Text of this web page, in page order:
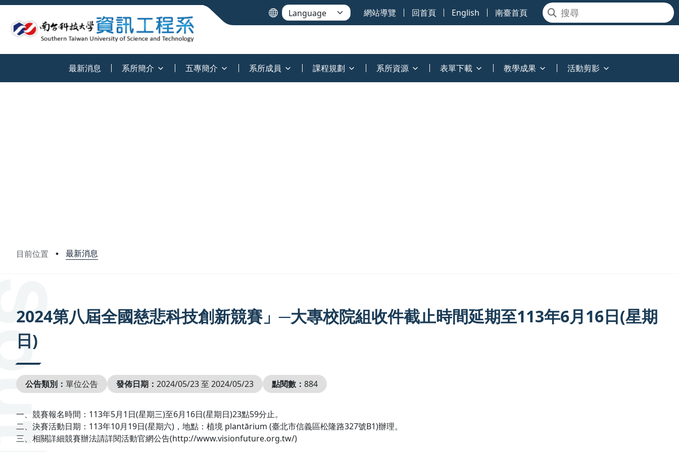
網站導覽 回首頁 English 南臺首頁
最新消息 系所簡介 五專簡介 系所成員 課程規劃 系所資源 表單下載 教學成果 活動剪影
目前位置 最新消息
2024第八屆全國慈悲科技創新競賽」─大專校院組收件截止時間延期至113年6月16日(星期
日)
公告類別： 單位公告 發佈日期： 2024/05/23 至 2024/05/23 點閱數： 884
一、競賽報名時間：113年5月1日(星期三)至6月16日(星期日)23點59分止。
二、決賽活動日期：113年10月19日(星期六)，地點：植境 plantārium (臺北市信義區松隆路327號B1)辦理。
三、相關詳細競賽辦法請詳閱活動官網公告(http://www.visionfuture.org.tw/)